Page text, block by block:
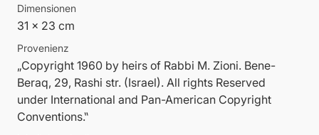
Dimensionen
31 x 23 cm
Provenienz
„Copyright 1960 by heirs of Rabbi M. Zioni. Bene-
Beraq, 29, Rashi str. (Israel). All rights Reserved
under International and Pan-American Copyright
Conventions.‟